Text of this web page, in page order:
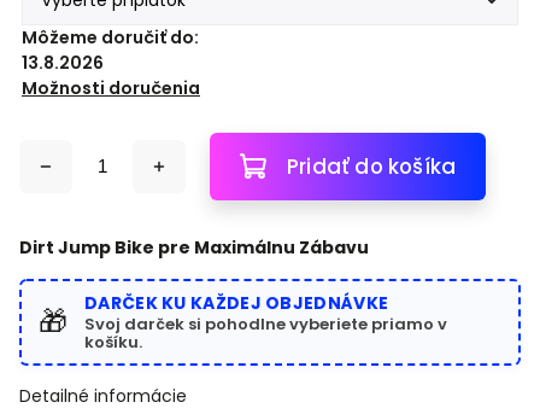
Môžeme doručiť do:
13.8.2026
Možnosti doručenia
Pridať do košíka
Dirt Jump Bike pre Maximálnu Zábavu
🎁 DARČEK KU KAŽDEJ OBJEDNÁVKE
Svoj darček si pohodlne vyberiete priamo v
košíku.
Detailné informácie